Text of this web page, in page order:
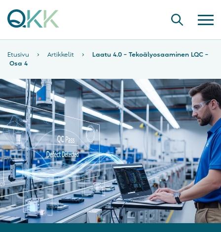
Etusivu › Artikkelit ›
Laatu 4.0 – Tekoälyosaaminen LQC –
Osa 4